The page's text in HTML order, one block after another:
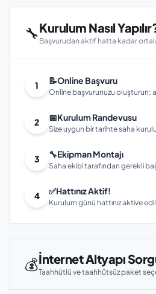
🔧Kurulum Nasıl
Başvurudan aktif hatta kadar
1 📝Online Başvuru
Online başvurunuzu oluşturun;
2 📅Kurulum Randevusu
Size uygun bir tarihte saha
3 🔧Ekipman Montajı
Saha ekibi tarafından gerekli
4 ✅Hattınız Aktif!
Kurulum günü hattınız aktive
💰İnternet Altyapı
Taahhütlü ve taahhütsüz paket